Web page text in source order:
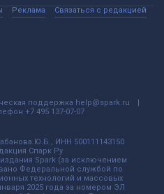
Реклама Связаться с редакцией
поддержка help@spark.ru
+7 495 137-07-07
ИНН 500111143150
Спарк Ру
Spark (за исключением
Федеральной службой по
технологий и массовых
2025 года за номером ЭЛ